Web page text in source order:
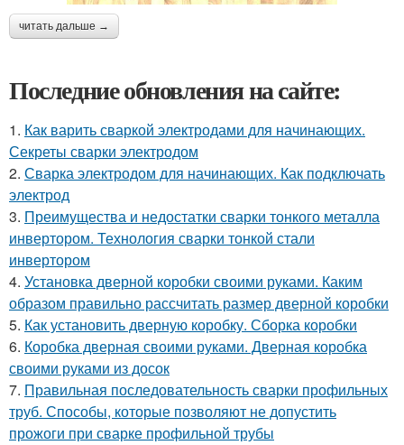
читать дальше →
Последние обновления на сайте:
1. Как варить сваркой электродами для начинающих.
Секреты сварки электродом
2. Сварка электродом для начинающих. Как подключать
электрод
3. Преимущества и недостатки сварки тонкого металла
инвертором. Технология сварки тонкой стали
инвертором
4. Установка дверной коробки своими руками. Каким
образом правильно рассчитать размер дверной коробки
5. Как установить дверную коробку. Сборка коробки
6. Коробка дверная своими руками. Дверная коробка
своими руками из досок
7. Правильная последовательность сварки профильных
труб. Способы, которые позволяют не допустить
прожоги при сварке профильной трубы